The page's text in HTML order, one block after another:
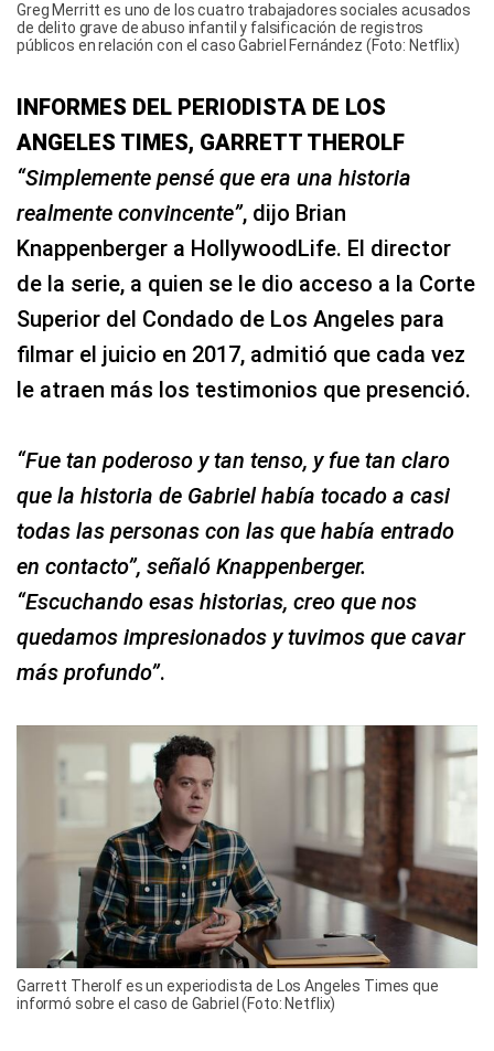
Greg Merritt es uno de los cuatro trabajadores sociales acusados ​​
de delito grave de abuso infantil y falsificación de registros
públicos en relación con el caso Gabriel Fernández (Foto: Netflix)
INFORMES DEL PERIODISTA DE LOS
ANGELES TIMES, GARRETT THEROLF
“Simplemente pensé que era una historia
realmente convincente”, dijo Brian
Knappenberger a HollywoodLife. El director
de la serie, a quien se le dio acceso a la Corte
Superior del Condado de Los Angeles para
filmar el juicio en 2017, admitió que cada vez
le atraen más los testimonios que presenció.
“Fue tan poderoso y tan tenso, y fue tan claro
que la historia de Gabriel había tocado a casi
todas las personas con las que había entrado
en contacto”, señaló Knappenberger.
“Escuchando esas historias, creo que nos
quedamos impresionados y tuvimos que cavar
más profundo”.
Garrett Therolf es un experiodista de Los Angeles Times que
informó sobre el caso de Gabriel (Foto: Netflix)